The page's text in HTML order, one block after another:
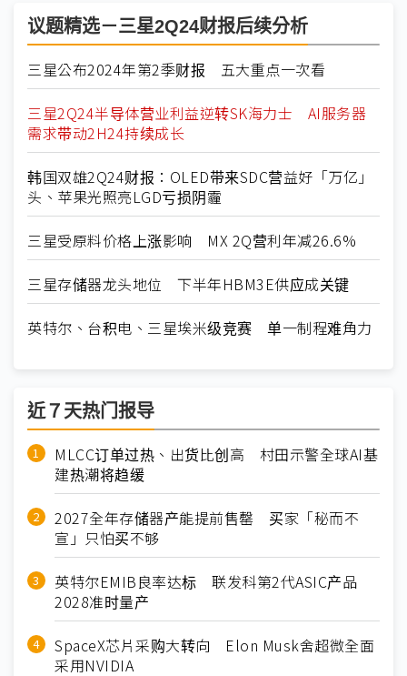
议题精选－三星2Q24财报后续分析
三星公布2024年第2季财报 五大重点一次看
三星2Q24半导体营业利益逆转SK海力士 AI服务器
需求带动2H24持续成长
韩国双雄2Q24财报：OLED带来SDC营益好「万亿」
头、苹果光照亮LGD亏损阴霾
三星受原料价格上涨影响 MX 2Q营利年减26.6%
三星存储器龙头地位 下半年HBM3E供应成关键
英特尔、台积电、三星埃米级竞赛 单一制程难角力
近７天热门报导
MLCC订单过热、出货比创高 村田示警全球AI基
建热潮将趋缓
2027全年存储器产能提前售罄 买家「秘而不
宣」只怕买不够
英特尔EMIB良率达标 联发科第2代ASIC产品
2028准时量产
SpaceX芯片采购大转向 Elon Musk舍超微全面
采用NVIDIA